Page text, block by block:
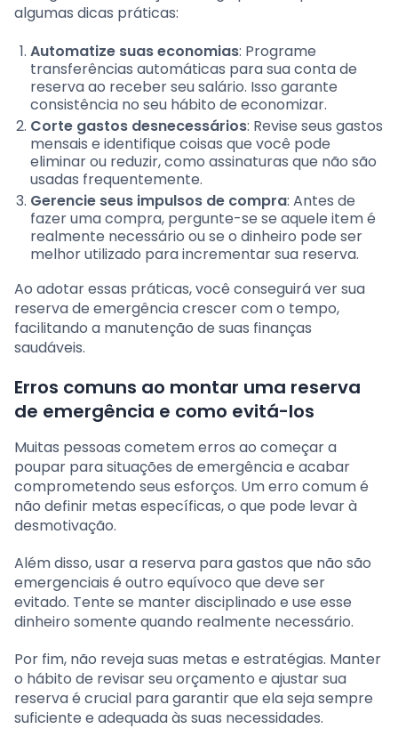
algumas dicas práticas:
Automatize suas economias: Programe
transferências automáticas para sua conta de
reserva ao receber seu salário. Isso garante
consistência no seu hábito de economizar.
Corte gastos desnecessários: Revise seus gastos
mensais e identifique coisas que você pode
eliminar ou reduzir, como assinaturas que não são
usadas frequentemente.
Gerencie seus impulsos de compra: Antes de
fazer uma compra, pergunte-se se aquele item é
realmente necessário ou se o dinheiro pode ser
melhor utilizado para incrementar sua reserva.
Ao adotar essas práticas, você conseguirá ver sua
reserva de emergência crescer com o tempo,
facilitando a manutenção de suas finanças
saudáveis.
Erros comuns ao montar uma reserva
de emergência e como evitá-los
Muitas pessoas cometem erros ao começar a
poupar para situações de emergência e acabar
comprometendo seus esforços. Um erro comum é
não definir metas específicas, o que pode levar à
desmotivação.
Além disso, usar a reserva para gastos que não são
emergenciais é outro equívoco que deve ser
evitado. Tente se manter disciplinado e use esse
dinheiro somente quando realmente necessário.
Por fim, não reveja suas metas e estratégias. Manter
o hábito de revisar seu orçamento e ajustar sua
reserva é crucial para garantir que ela seja sempre
suficiente e adequada às suas necessidades.